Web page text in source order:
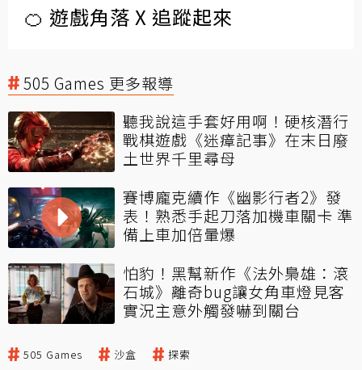
🍊 遊戲角落 X 追蹤起來
505 Games 更多報導
聽我說這手套好用啊！硬核潛行
戰棋遊戲《迷瘴記事》在末日廢
土世界千里尋母
賽博龐克續作《幽影行者2》發
表！熟悉手起刀落加機車關卡 準
備上車加倍暈爆
怕豹！黑幫新作《法外梟雄：滾
石城》離奇bug讓女角車燈見客
實況主意外觸發嚇到關台
505 Games 沙盒 探索